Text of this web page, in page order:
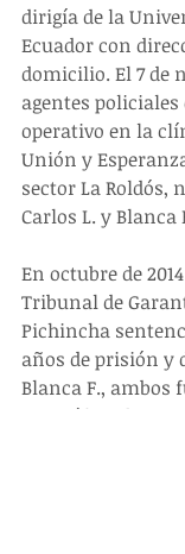
dirigía de la
Ecuador con
domicilio. El 7 de
agentes
operativo en la
Unión y
sector La Roldós,
Carlos L. y
En octubre de
Tribunal de
Pichincha
años de prisión y
Blanca F., ambos
por tráfico de